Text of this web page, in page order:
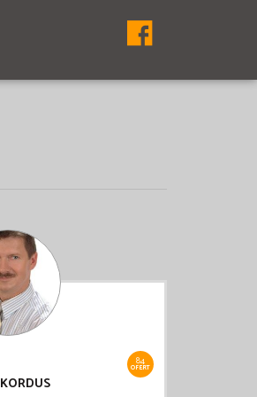
84
OFERT
KORDUS